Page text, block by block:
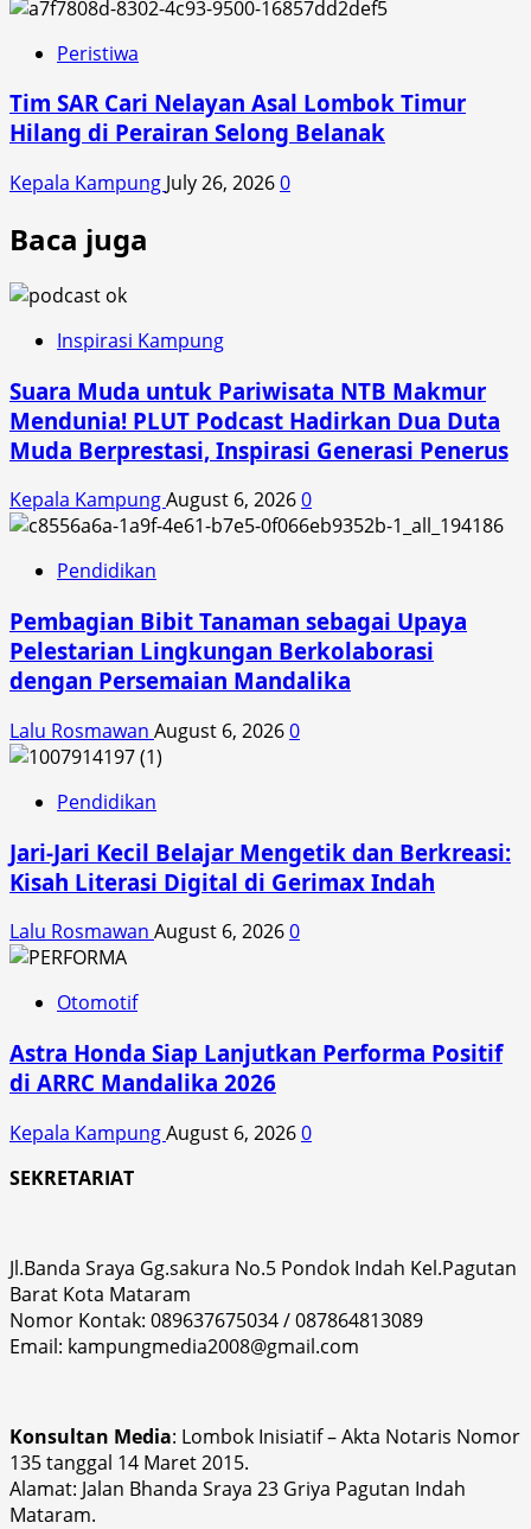
Peristiwa
Tim SAR Cari Nelayan Asal Lombok Timur
Hilang di Perairan Selong Belanak
Kepala Kampung July 26, 20260
Baca juga
Inspirasi Kampung
Suara Muda untuk Pariwisata NTB Makmur
Mendunia! PLUT Podcast Hadirkan Dua Duta
Muda Berprestasi, Inspirasi Generasi Penerus
Kepala KampungAugust 6, 20260
Pendidikan
Pembagian Bibit Tanaman sebagai Upaya
Pelestarian Lingkungan Berkolaborasi
dengan Persemaian Mandalika
Lalu Rosmawan August 6, 20260
Pendidikan
Jari-Jari Kecil Belajar Mengetik dan Berkreasi:
Kisah Literasi Digital di Gerimax Indah
Lalu Rosmawan August 6, 20260
Otomotif
Astra Honda Siap Lanjutkan Performa Positif
di ARRC Mandalika 2026
Kepala KampungAugust 6, 20260
SEKRETARIAT
Jl.Banda Sraya Gg.sakura No.5 Pondok Indah Kel.Pagutan
Barat Kota Mataram
Nomor Kontak: 089637675034 / 087864813089
Email: kampungmedia2008@gmail.com
Konsultan Media: Lombok Inisiatif – Akta Notaris Nomor
135 tanggal 14 Maret 2015.
Alamat: Jalan Bhanda Sraya 23 Griya Pagutan Indah
Mataram.